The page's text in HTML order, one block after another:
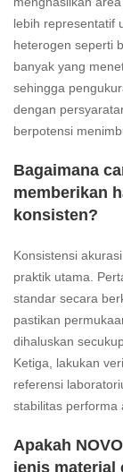
lebih representatif
heterogen seperti
banyak yang
sehingga
dengan
berpotensi
Bagaimana
memberikan
konsisten?
Konsistensi
praktik utama.
standar secara
pastikan
dihaluskan
Ketiga, lakukan
referensi
stabilitas performa
Apakah
jenis material